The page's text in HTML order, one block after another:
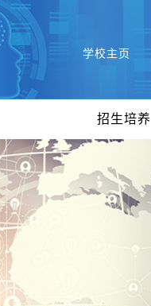
学校主页
招生培养